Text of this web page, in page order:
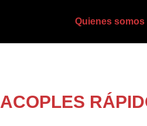
Quienes somos
ACOPLES